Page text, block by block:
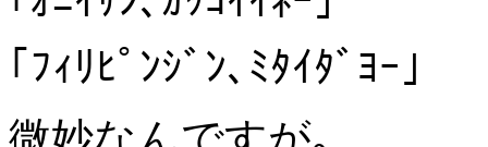
｢ﾌｨﾘﾋﾟﾝｼﾞﾝ､ﾐﾀｲﾀﾞﾖｰ｣